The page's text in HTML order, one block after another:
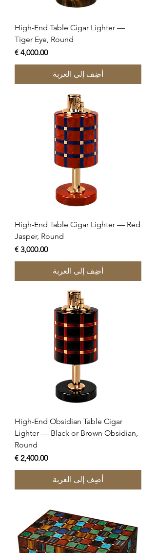
High-End Table Cigar Lighter —
Tiger Eye, Round
السعر
أضِف إلى العربة
High-End Table Cigar Lighter — Red
Jasper, Round
السعر
أضِف إلى العربة
High-End Obsidian Table Cigar
Lighter — Black or Brown Obsidian,
Round
السعر
أضِف إلى العربة